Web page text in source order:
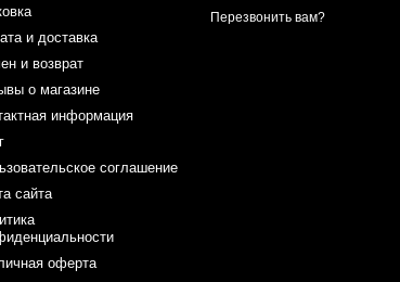
и доставка
и возврат
о магазине
информация
соглашение
сайта
оферта
Перезвонить вам?